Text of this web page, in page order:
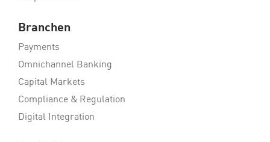
Branchen
Payments
Omnichannel Banking
Capital Markets
Compliance & Regulation
Digital Integration